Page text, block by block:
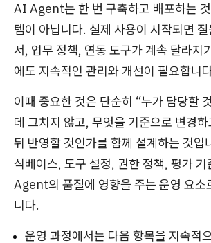
AI Agent는 한 번 구축하고 배포하는
템이 아닙니다. 실제 사용이 시작되면
서, 업무 정책, 연동 도구가 계속 달라지
에도 지속적인 관리와 개선이 필요합니
이때 중요한 것은 단순히 “누가 담당할
데 그치지 않고, 무엇을 기준으로 변경
뒤 반영할 것인가를 함께 설계하는 것입
식베이스, 도구 설정, 권한 정책, 평가
Agent의 품질에 영향을 주는 운영 요소
니다.
운영 과정에서는 다음 항목을 지속적